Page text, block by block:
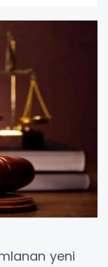
yeni